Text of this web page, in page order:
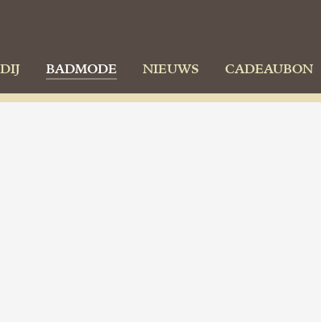
BADMODE NIEUWS CADEAUBON